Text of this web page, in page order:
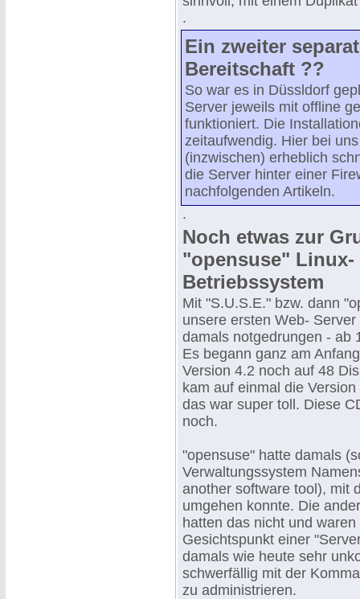
.
Ein zweiter
Bereitschaft ??
So war es in Düssldorf
Server jeweils mit offline
funktioniert. Die
zeitaufwendig. Hier bei
(inzwischen) erheblich
die Server hinter einer
nachfolgenden Artikeln.
.
Noch etwas zur
"opensuse" Linux-
Betriebssystem
Mit "S.U.S.E." bzw. dann
unsere ersten Web-
damals notgedrungen - ab
Es begann ganz am
Version 4.2 noch auf 48
kam auf einmal die
das war super toll. Diese
noch.
"opensuse" hatte damals
Verwaltungssystem
another software tool), mit
umgehen konnte. Die
hatten das nicht und
Gesichtspunkt einer
damals wie heute sehr
schwerfällig mit der
zu administrieren.